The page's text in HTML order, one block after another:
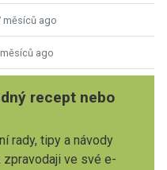
měsíců ago
ago
recept nebo
rady, tipy a návody
zpravodaji ve své e-